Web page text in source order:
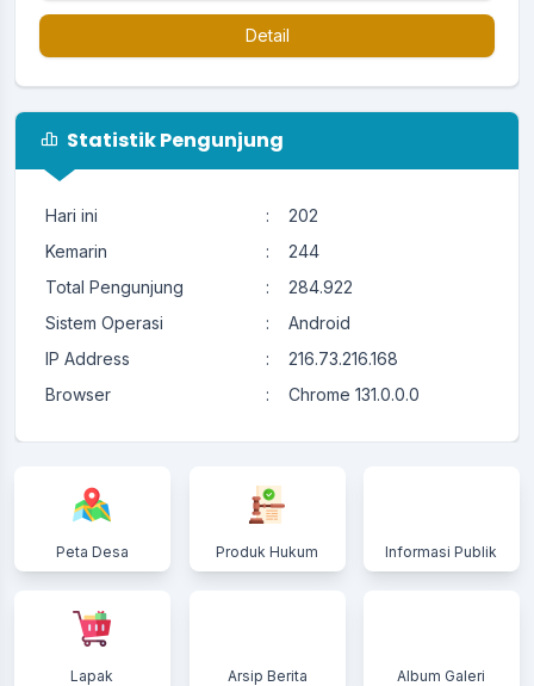
Detail
Statistik Pengunjung
Hari ini :
202
Kemarin
:
244
Total Pengunjung
:
284.922
Sistem Operasi
:
Android
IP Address
:
216.73.216.168
Browser
: Chrome 131.0.0.0
Peta Desa Produk Hukum Informasi Publik
Lapak Arsip Berita Album Galeri